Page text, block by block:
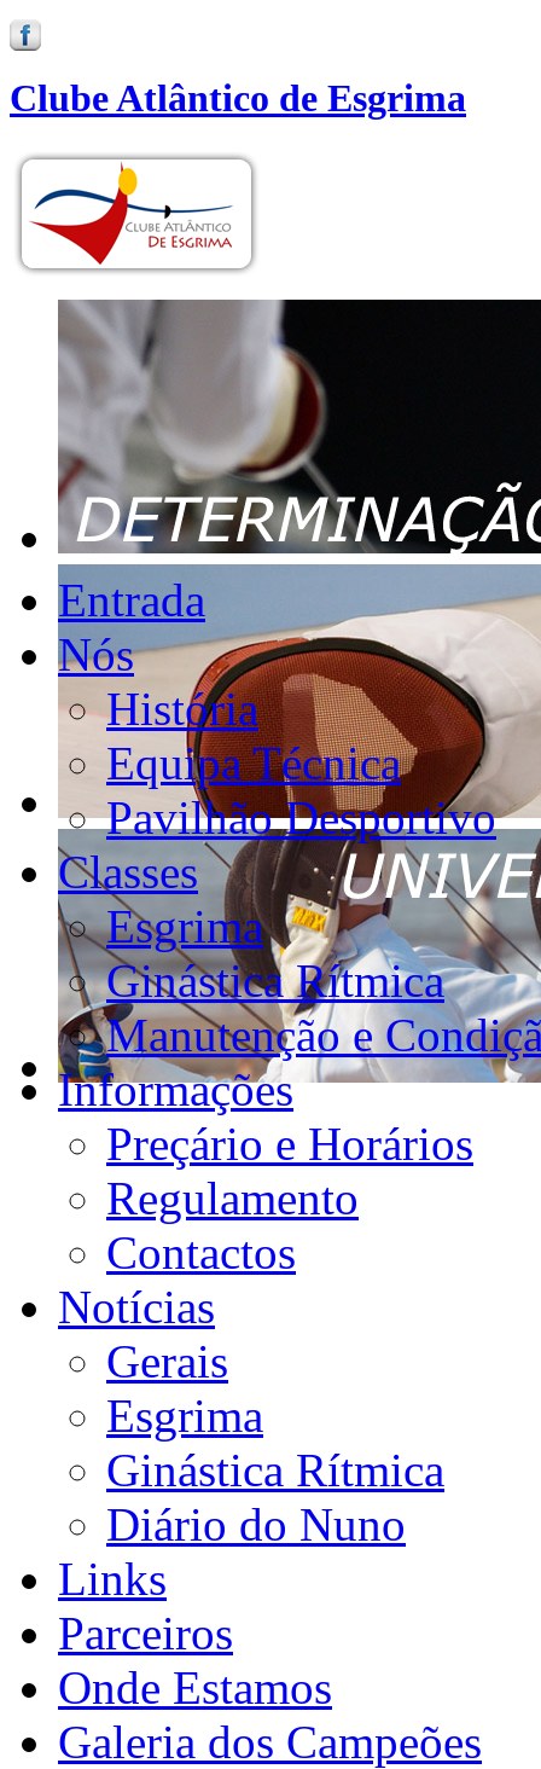
Clube Atlântico de Esgrima
Entrada
Nós
História
Equipa Técnica
Pavilhão Desportivo
Classes
Esgrima
Ginástica Rítmica
Manutenção e
Informações
Preçário e Horários
Regulamento
Contactos
Notícias
Gerais
Esgrima
Ginástica Rítmica
Diário do Nuno
Links
Parceiros
Onde Estamos
Galeria dos Campeões